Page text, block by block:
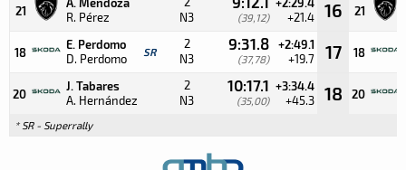
21 R. Pérez
N3
(39,12) +21.4 16 21
18
E. Perdomo
D. Perdomo SR
2
N3
9:31.8
(37,78)
+2:49.1
+19.7 17 18
20
J. Tabares
A. Hernández
2
N3
10:17.1
(35,00)
+3:34.4
+45.3 18 20
* SR - Superrally